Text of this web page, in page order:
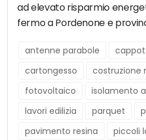
ad elevato risparmio
fermo a Pordenone e
antenne parabole
cartongesso
costruzione
fotovoltaico
isolamento
lavori edilizia
parquet
pavimento resina
piccoli